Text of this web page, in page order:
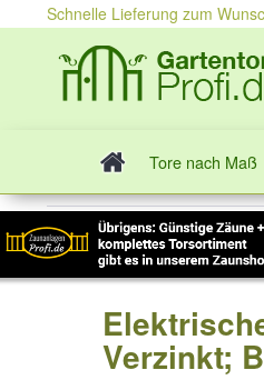
Schnelle Lieferung zum
Tore nach Maß
Tore 2-flügelig
Verzinkt;